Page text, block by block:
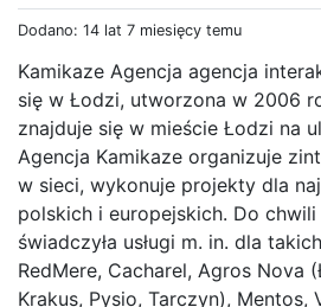
Dodano: 14 lat 7 miesięcy temu
Kamikaze Agencja agencja
się w Łodzi, utworzona w 2006
znajduje się w mieście Łodzi na
Agencja Kamikaze organizuje
w sieci, wykonuje projekty dla
polskich i europejskich. Do
świadczyła usługi m. in. dla
RedMere, Cacharel, Agros Nova
Krakus, Pysio, Tarczyn),